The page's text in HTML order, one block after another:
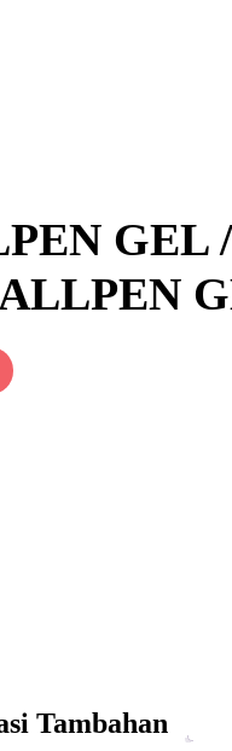
GEL
Tambahan